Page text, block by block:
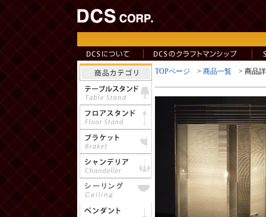
TOPページ > 商品一覧 > 商品